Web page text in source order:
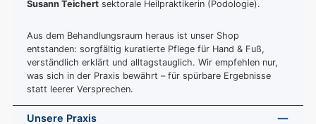
Susann Teichert sektorale Heilpraktikerin (Podologie).
Aus dem Behandlungsraum heraus ist unser Shop
entstanden: sorgfältig kuratierte Pflege für Hand & Fuß,
verständlich erklärt und alltagstauglich. Wir empfehlen nur,
was sich in der Praxis bewährt – für spürbare Ergebnisse
statt leerer Versprechen.
Unsere Praxis